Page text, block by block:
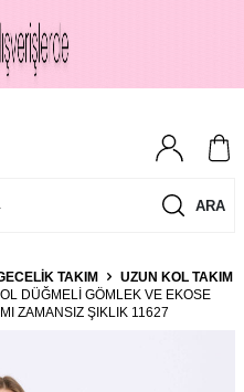
ARA
TAKIM
UZUN KOL TAKIM
DÜĞMELI GÖMLEK VE EKOSE
ZAMANSIZ ŞIKLIK 11627